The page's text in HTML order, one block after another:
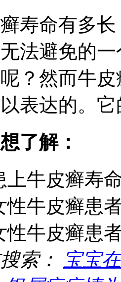
寿命有多
法避免的
？然而牛
表达的。
了解：
上牛皮癣寿
性牛皮癣患
性牛皮癣患
索：
宝宝